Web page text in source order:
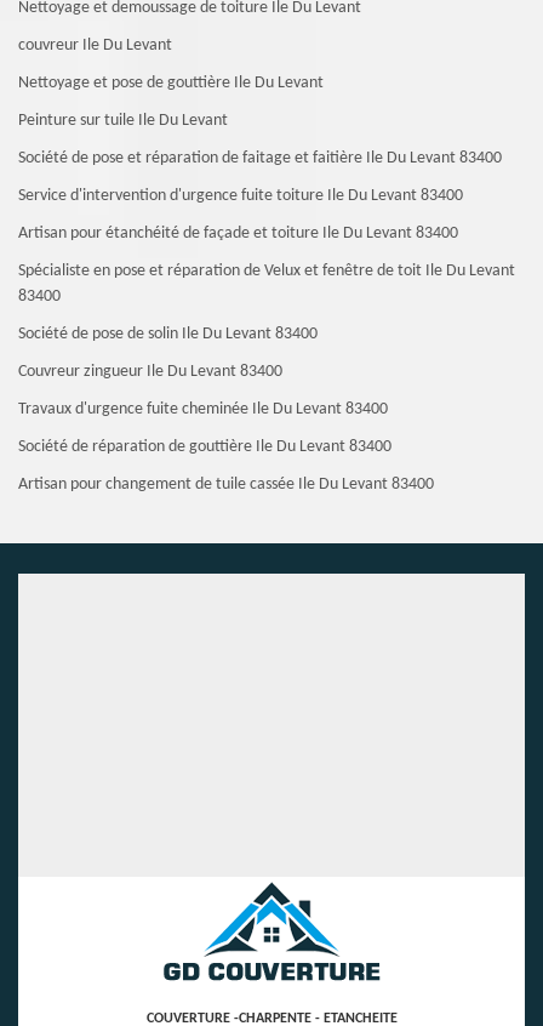
Nettoyage et demoussage de toiture Ile Du Levant
couvreur Ile Du Levant
Nettoyage et pose de gouttière Ile Du Levant
Peinture sur tuile Ile Du Levant
Société de pose et réparation de faitage et faitière Ile Du Levant 83400
Service d'intervention d'urgence fuite toiture Ile Du Levant 83400
Artisan pour étanchéité de façade et toiture Ile Du Levant 83400
Spécialiste en pose et réparation de Velux et fenêtre de toit Ile Du Levant
83400
Société de pose de solin Ile Du Levant 83400
Couvreur zingueur Ile Du Levant 83400
Travaux d'urgence fuite cheminée Ile Du Levant 83400
Société de réparation de gouttière Ile Du Levant 83400
Artisan pour changement de tuile cassée Ile Du Levant 83400
COUVERTURE -CHARPENTE - ETANCHEITE